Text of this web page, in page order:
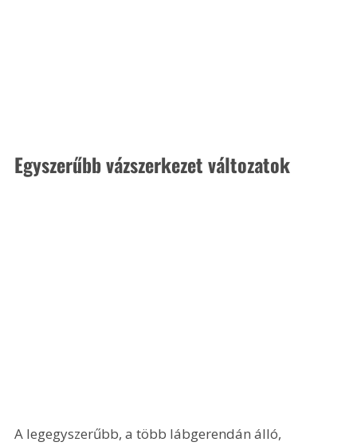
Egyszerűbb vázszerkezet változatok
A legegyszerűbb, a több lábgerendán álló,